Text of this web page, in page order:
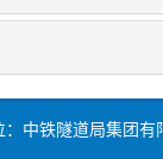
中铁隧道局集团有